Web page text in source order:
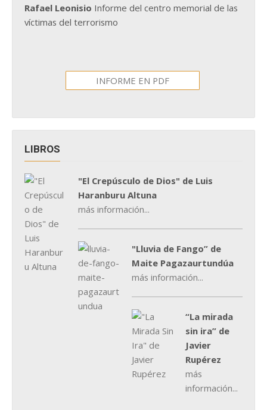
Rafael Leonisio Informe del centro memorial de las
víctimas del terrorismo
INFORME EN PDF
LIBROS
"El Crepúsculo de Dios" de Luis
Haranburu Altuna
más información...
"Lluvia de Fango” de
Maite Pagazaurtundúa
más información...
“La mirada
sin ira” de
Javier
Rupérez
más
información...